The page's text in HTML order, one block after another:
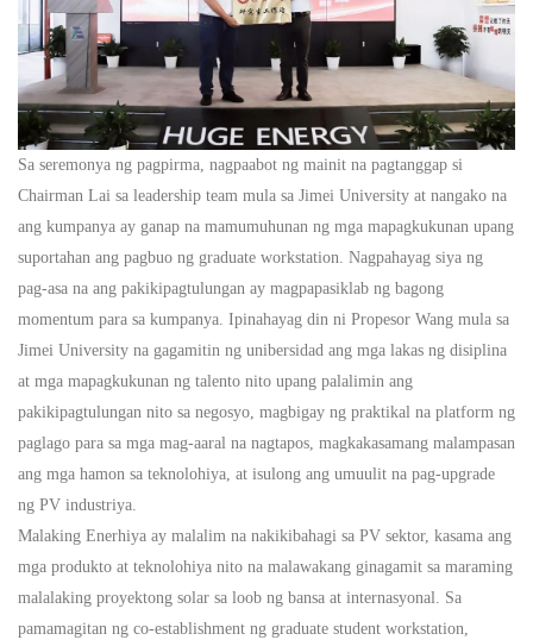
Sa seremonya ng pagpirma, nagpaabot ng mainit na pagtanggap si
Chairman Lai sa leadership team mula sa Jimei University at nangako na
ang kumpanya ay ganap na mamumuhunan ng mga mapagkukunan upang
suportahan ang pagbuo ng graduate workstation. Nagpahayag siya ng
pag-asa na ang pakikipagtulungan ay magpapasiklab ng bagong
momentum para sa kumpanya. Ipinahayag din ni Propesor Wang mula sa
Jimei University na gagamitin ng unibersidad ang mga lakas ng disiplina
at mga mapagkukunan ng talento nito upang palalimin ang
pakikipagtulungan nito sa negosyo, magbigay ng praktikal na platform ng
paglago para sa mga mag-aaral na nagtapos, magkakasamang malampasan
ang mga hamon sa teknolohiya, at isulong ang umuulit na pag-upgrade
ng PV industriya.
Malaking Enerhiya ay malalim na nakikibahagi sa PV sektor, kasama ang
mga produkto at teknolohiya nito na malawakang ginagamit sa maraming
malalaking proyektong solar sa loob ng bansa at internasyonal. Sa
pamamagitan ng co-establishment ng graduate student workstation,